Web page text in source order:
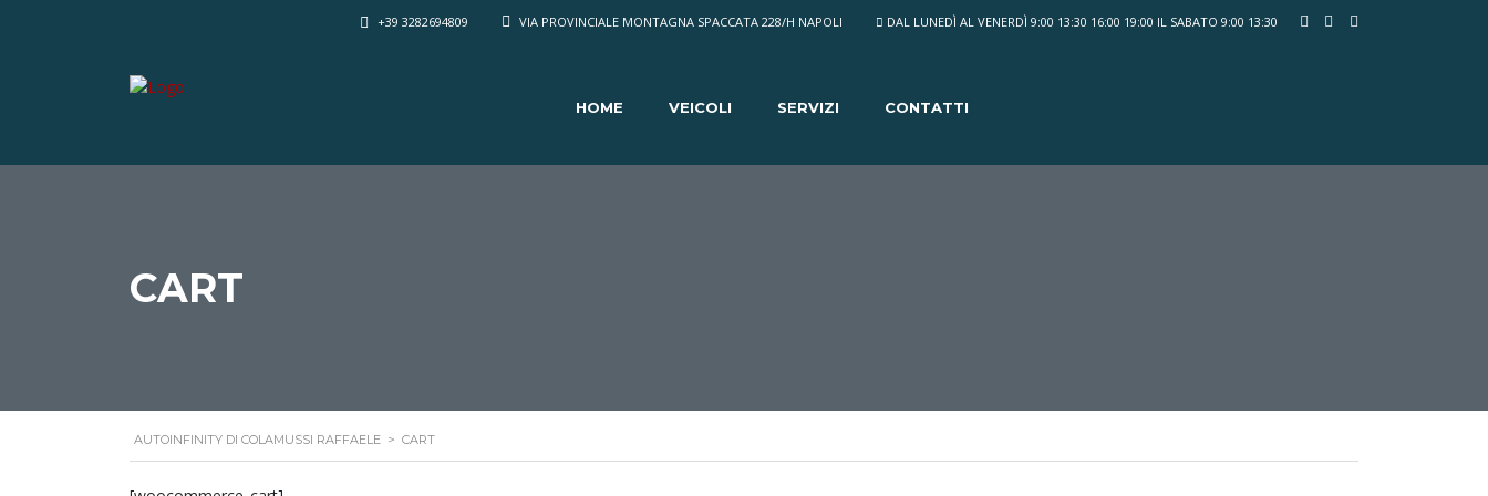
DAL LUNEDÌ AL VENERDÌ 9:00 13:30 16:00 19:00 IL SABATO 9:00 13:30
VIA PROVINCIALE MONTAGNA SPACCATA 228/H NAPOLI
+39 3282694809
HOME VEICOLI SERVIZI CONTATTI
CART
AUTOINFINITY DI COLAMUSSI RAFFAELE > CART